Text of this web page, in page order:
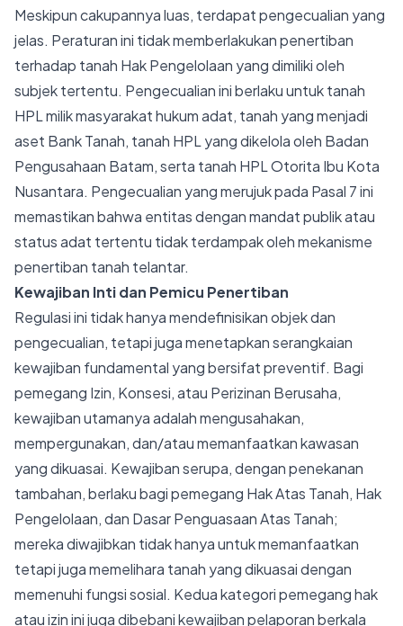
Meskipun cakupannya luas, terdapat pengecualian yang
jelas. Peraturan ini tidak memberlakukan penertiban
terhadap tanah Hak Pengelolaan yang dimiliki oleh
subjek tertentu. Pengecualian ini berlaku untuk tanah
HPL milik masyarakat hukum adat, tanah yang menjadi
aset Bank Tanah, tanah HPL yang dikelola oleh Badan
Pengusahaan Batam, serta tanah HPL Otorita Ibu Kota
Nusantara. Pengecualian yang merujuk pada Pasal 7 ini
memastikan bahwa entitas dengan mandat publik atau
status adat tertentu tidak terdampak oleh mekanisme
penertiban tanah telantar.
Kewajiban Inti dan Pemicu Penertiban
Regulasi ini tidak hanya mendefinisikan objek dan
pengecualian, tetapi juga menetapkan serangkaian
kewajiban fundamental yang bersifat preventif. Bagi
pemegang Izin, Konsesi, atau Perizinan Berusaha,
kewajiban utamanya adalah mengusahakan,
mempergunakan, dan/atau memanfaatkan kawasan
yang dikuasai. Kewajiban serupa, dengan penekanan
tambahan, berlaku bagi pemegang Hak Atas Tanah, Hak
Pengelolaan, dan Dasar Penguasaan Atas Tanah;
mereka diwajibkan tidak hanya untuk memanfaatkan
tetapi juga memelihara tanah yang dikuasai dengan
memenuhi fungsi sosial. Kedua kategori pemegang hak
atau izin ini juga dibebani kewajiban pelaporan berkala